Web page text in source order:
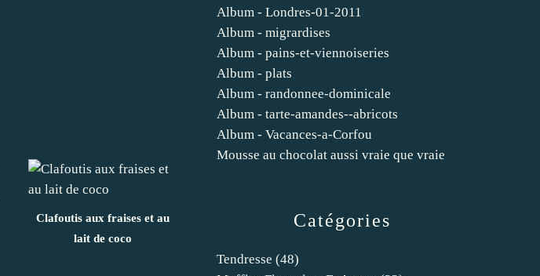
Clafoutis aux fraises et au
lait de coco
Catégories
Tendresse (48)
Album - Londres-01-2011
Album - migrardises
Album - pains-et-viennoiseries
Album - plats
Album - randonnee-dominicale
Album - tarte-amandes--abricots
Album - Vacances-a-Corfou
Mousse au chocolat aussi vraie que vraie